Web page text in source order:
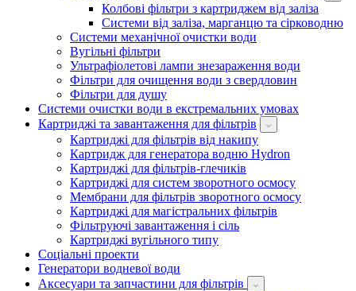
Колбові фільтри з картриджем від заліза
Системи від заліза, марганцю та сірководню
Системи механічної очистки води
Вугільні фільтри
Ультрафіолетові лампи знезараження води
Фільтри для очищення води з свердловин
Фільтри для душу
Системи очистки води в екстремальних умовах
Картриджі та завантаження для фільтрів
Картриджі для фільтрів від накипу
Картридж для генератора водню Hydron
Картриджі для фільтрів-глечиків
Картриджі для систем зворотного осмосу
Мембрани для фільтрів зворотного осмосу
Картриджі для магістральних фільтрів
Фільтруючі завантаження і сіль
Картриджі вугільного типу
Соціальні проекти
Генератори водневої води
Аксесуари та запчастини для фільтрів